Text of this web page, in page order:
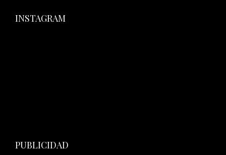
INSTAGRAM
PUBLICIDAD